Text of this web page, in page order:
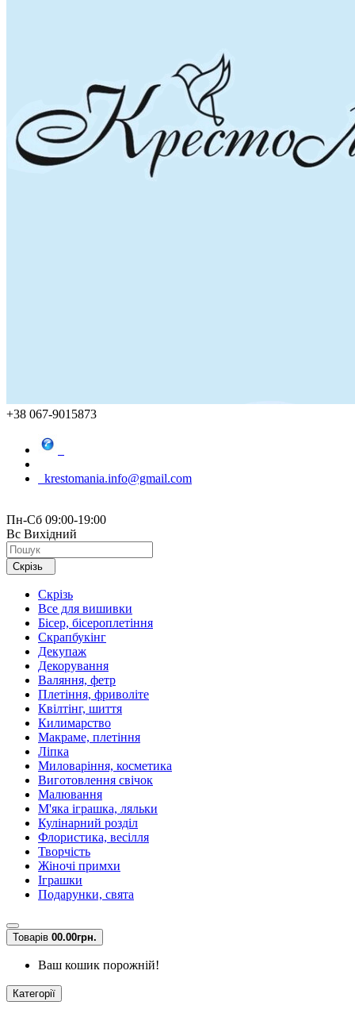
+38 067-9015873
krestomania.info@gmail.com
Пн-Сб 09:00-19:00
Вс Вихідний
Скрізь
Скрізь
Все для вишивки
Бісер, бісероплетіння
Скрапбукінг
Декупаж
Декорування
Валяння, фетр
Плетіння, фриволіте
Квілтінг, шиття
Килимарство
Макраме, плетіння
Ліпка
Миловаріння, косметика
Виготовлення свічок
Малювання
М'яка іграшка, ляльки
Кулінарний розділ
Флористика, весілля
Творчість
Жіночі примхи
Іграшки
Подарунки, свята
Товарів 00.00грн.
Ваш кошик порожній!
Категорії